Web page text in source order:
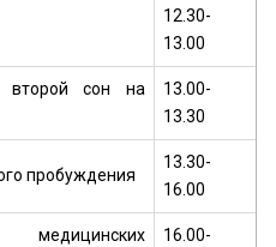
12.30-
13.00
второй сон на
13.00-
13.30
пробуждения
13.30-
16.00
16.00-